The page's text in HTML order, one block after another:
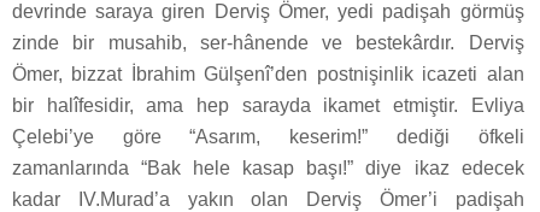
devrinde saraya giren Derviş Ömer, yedi padişah görmüş
zinde bir musahib, ser-hânende ve bestekârdır. Derviş
Ömer, bizzat İbrahim Gülşenî’den postnişinlik icazeti alan
bir halîfesidir, ama hep sarayda ikamet etmiştir. Evliya
Çelebi’ye göre “Asarım, keserim!” dediği öfkeli
zamanlarında “Bak hele kasap başı!” diye ikaz edecek
kadar IV.Murad’a yakın olan Derviş Ömer’i padişah